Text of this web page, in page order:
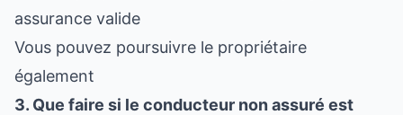
assurance valide
Vous pouvez poursuivre le propriétaire
également
3. Que faire si le conducteur non assuré est